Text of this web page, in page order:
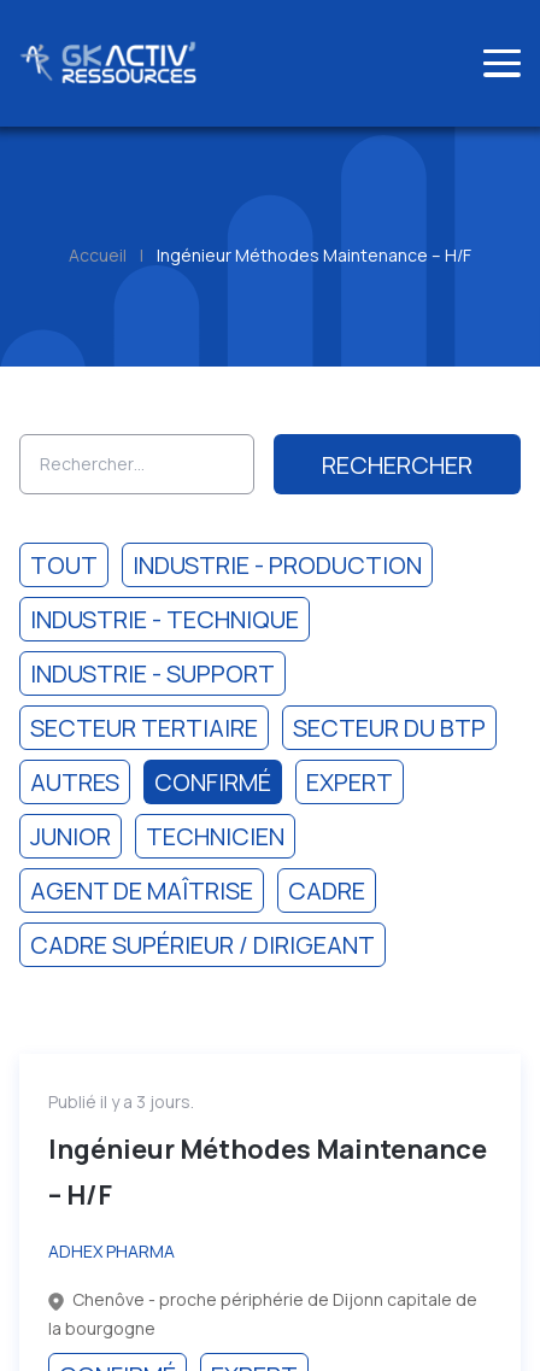
to
Accueil | Ingénieur Méthodes Maintenance – H/F
Rechercher :
TOUT
INDUSTRIE - PRODUCTION
INDUSTRIE - TECHNIQUE
INDUSTRIE - SUPPORT
SECTEUR TERTIAIRE
SECTEUR DU BTP
AUTRES
CONFIRMÉ
EXPERT
JUNIOR
TECHNICIEN
AGENT DE MAÎTRISE
CADRE
CADRE SUPÉRIEUR / DIRIGEANT
Publié il y a 3 jours.
Ingénieur Méthodes Maintenance
– H/F
ADHEX PHARMA
Chenôve - proche périphérie de Dijonn capitale de
la bourgogne